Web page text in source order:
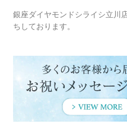
銀座ダイヤモンドシライシ立川
ちしております。